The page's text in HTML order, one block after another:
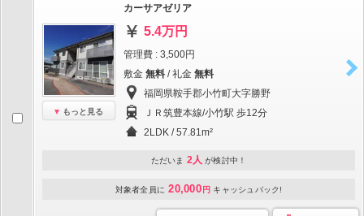
もっと見る
カーサアゼリア
5.4万円
管理費 : 3,500円
敷金 無料 / 礼金 無料
福岡県鞍手郡小竹町大字勝野
ＪＲ筑豊本線/小竹駅 歩12分
2LDK / 57.81m²
ただいま 2人 が検討中！
対象者全員に 20,000 円 キャッシュバック!